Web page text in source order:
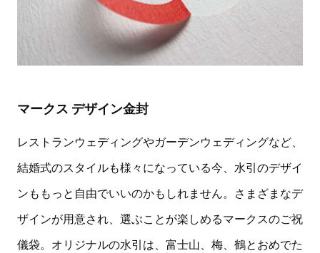
マークス デザイン金封
レストランウェディングやガーデンウェディングなど、
結婚式のスタイルも様々になっている今、水引のデザイ
ンももっと自由でいいのかもしれません。さまざまなデ
ザインが用意され、選ぶことが楽しめるマークスのご祝
儀袋。オリジナルの水引は、富士山、梅、鶴とおめでた